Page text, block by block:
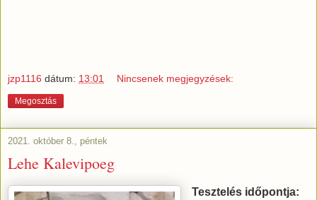
jzp1116 dátum: 13:01 Nincsenek megjegyzések:
Megosztás
2021. október 8., péntek
Lehe Kalevipoeg
Tesztelés időpontja: